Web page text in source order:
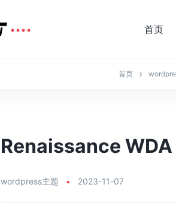
首页
首页
Renaissance
wordpress主题 • 2023-11-07